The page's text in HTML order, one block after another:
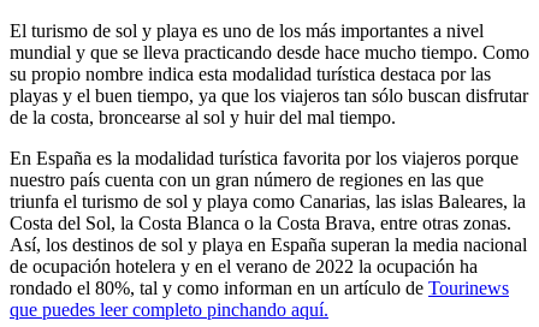
El turismo de sol y playa es uno de los más importantes a nivel
mundial y que se lleva practicando desde hace mucho tiempo. Como
su propio nombre indica esta modalidad turística destaca por las
playas y el buen tiempo, ya que los viajeros tan sólo buscan disfrutar
de la costa, broncearse al sol y huir del mal tiempo.
En España es la modalidad turística favorita por los viajeros porque
nuestro país cuenta con un gran número de regiones en las que
triunfa el turismo de sol y playa como Canarias, las islas Baleares, la
Costa del Sol, la Costa Blanca o la Costa Brava, entre otras zonas.
Así, los destinos de sol y playa en España superan la media nacional
de ocupación hotelera y en el verano de 2022 la ocupación ha
rondado el 80%, tal y como informan en un artículo de Tourinews
que puedes leer completo pinchando aquí.